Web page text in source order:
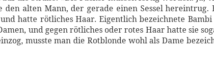
alten Mann, der gerade einen Sessel hereintrug.
hatte rötliches Haar. Eigentlich bezeichnete
und gegen rötliches oder rotes Haar hatte sie
musste man die Rotblonde wohl als Dame